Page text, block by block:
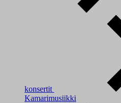
konsertit
Kamarimusiikki